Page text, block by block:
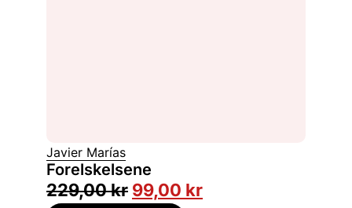
Javier Marías
Forelskelsene
229,00kr 99,00 kr